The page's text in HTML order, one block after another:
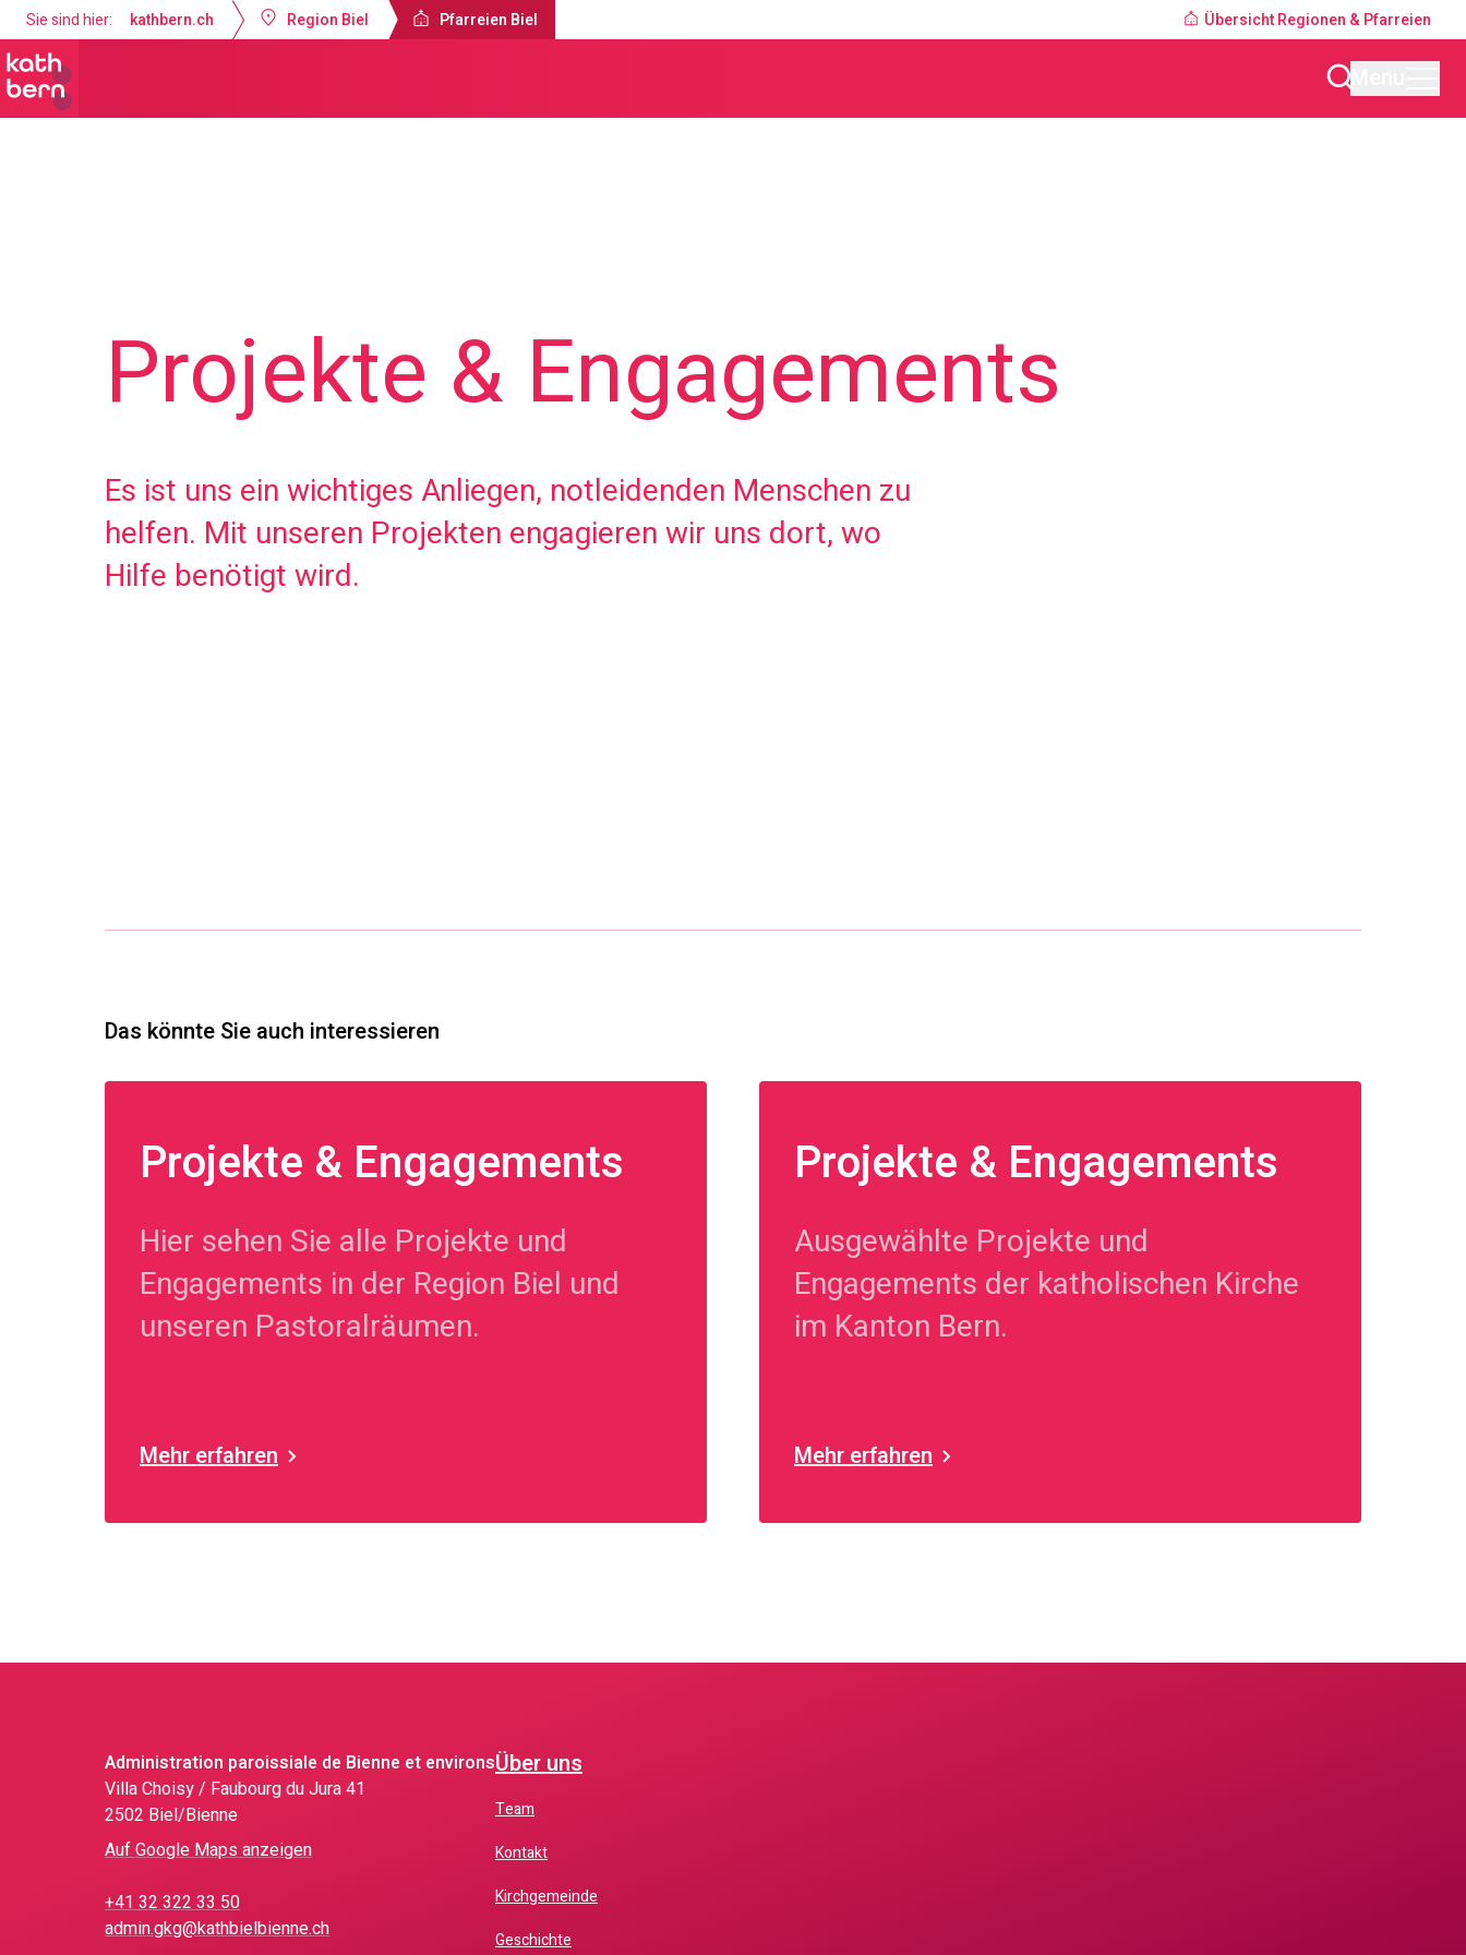
Sie sind hier: kathbern.ch Region Biel Pfarreien Biel Übersicht Regionen & Pfarreien
Projekte & Engagements
Es ist uns ein wichtiges Anliegen, notleidenden Menschen zu
helfen. Mit unseren Projekten engagieren wir uns dort, wo
Hilfe benötigt wird.
Das könnte Sie auch interessieren
Projekte & Engagements
Hier sehen Sie alle Projekte und
Engagements in der Region Biel und
unseren Pastoralräumen.
Mehr erfahren
Projekte & Engagements
Ausgewählte Projekte und
Engagements der katholischen Kirche
im Kanton Bern.
Mehr erfahren
Administration paroissiale de Bienne et environs
Villa Choisy / Faubourg du Jura 41
2502 Biel/Bienne
Auf Google Maps anzeigen
+41 32 322 33 50
admin.gkg@kathbielbienne.ch
Über uns
Team
Kontakt
Kirchgemeinde
Geschichte